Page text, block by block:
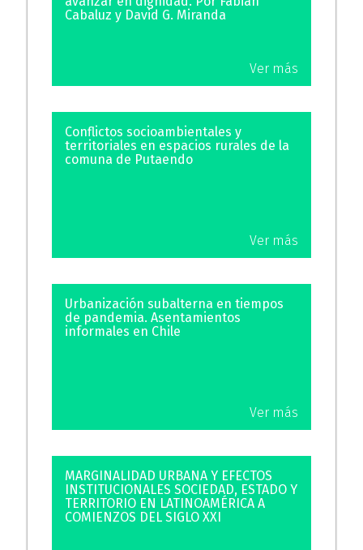
Cabaluz y David G. Miranda
Ver más
Conflictos socioambientales y
territoriales en espacios rurales de la
comuna de Putaendo
Ver más
Urbanización subalterna en tiempos
de pandemia. Asentamientos
informales en Chile
Ver más
MARGINALIDAD URBANA Y EFECTOS
INSTITUCIONALES SOCIEDAD, ESTADO Y
TERRITORIO EN LATINOAMÉRICA A
COMIENZOS DEL SIGLO XXI